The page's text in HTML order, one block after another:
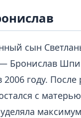
сын
Бронислав
2006 году. После
с
максимум